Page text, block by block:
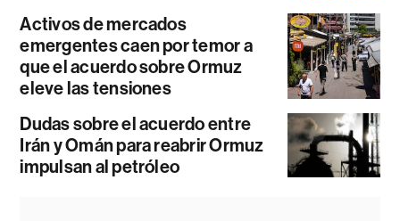
Activos de mercados
emergentes caen por temor a
que el acuerdo sobre Ormuz
eleve las tensiones
Dudas sobre el acuerdo entre
Irán y Omán para reabrir Ormuz
impulsan al petróleo